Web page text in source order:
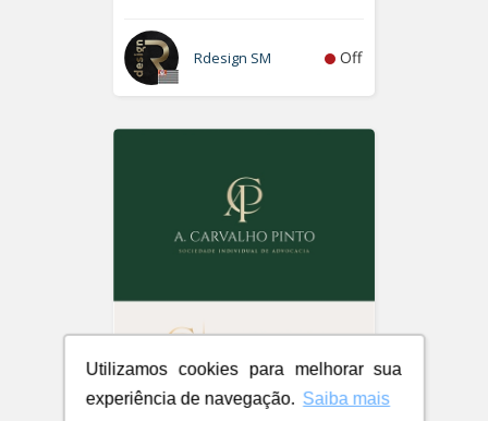
Utilizamos cookies para melhorar sua
experiência de navegação. Saiba mais
Rdesign SM Off
A. Carvalho Pinto Sociedade